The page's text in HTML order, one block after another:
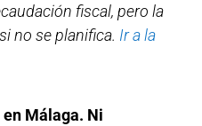
fiscal, pero la
no se planifica. Ir a la
Málaga. Ni